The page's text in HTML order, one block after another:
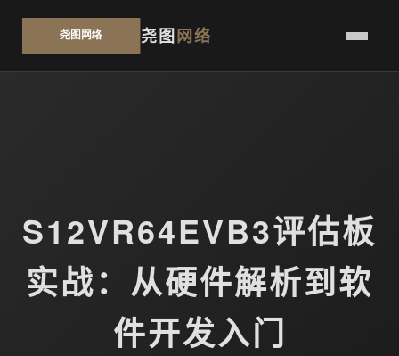
尧图网络
S12VR64EVB3评估板
实战：从硬件解析到软
件开发入门